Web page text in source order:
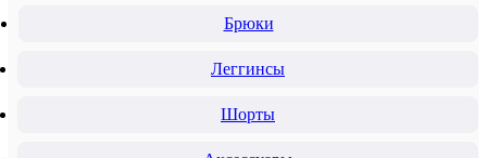
Брюки
Леггинсы
Шорты